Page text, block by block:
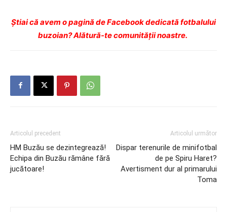
Ştiai că avem o pagină de Facebook dedicată fotbalului
buzoian? Alătură-te comunității noastre.
Articolul precedent
HM Buzău se dezintegrează!
Echipa din Buzău rămâne fără
jucătoare!
Articolul următor
Dispar terenurile de minifotbal
de pe Spiru Haret?
Avertisment dur al primarului
Toma